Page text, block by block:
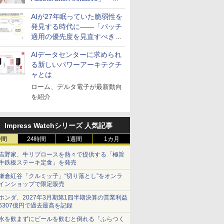
活用を成果へつなぐ3つの方
針を発表
AIが27年眠っていた脆弱性を
発見する時代に――「パッチ
適用の優先度を見直すべき」
とセキュリティ専門家
AIデータセンターに求められ
る新しいパワーアーキテクチ
ャとは
ローム、デルタ電子が最新動向
を紹介
Impress Watchシリーズ 人気記事
24時間 1週間 1カ月
野家、牛リブロースを熱々で提供する「極旨
鉄板ステーキ定食」を発売
倉紅谷「クルミッ子」“切り落とし”をオンラ
ンショップで限定販売
ンダ、2027年3月期第1四半期決算の営業利益
億円で過去最高を記録
を飲まずにビールを飲むと倒れる「ふらつく